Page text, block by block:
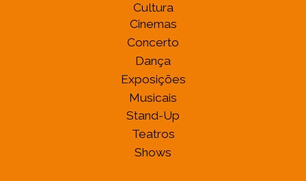
Cultura
Cinemas
Concerto
Dança
Exposições
Musicais
Stand-Up
Teatros
Shows